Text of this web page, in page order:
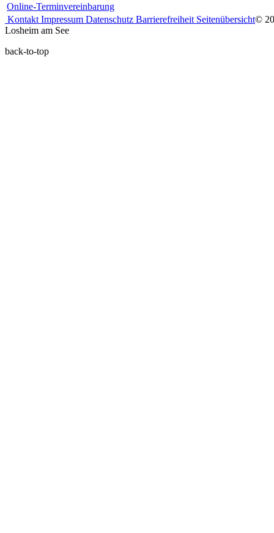
Online-Terminvereinbarung
Kontakt Impressum Datenschutz Barrierefreiheit Seitenübersicht©
Losheim am See
back-to-top